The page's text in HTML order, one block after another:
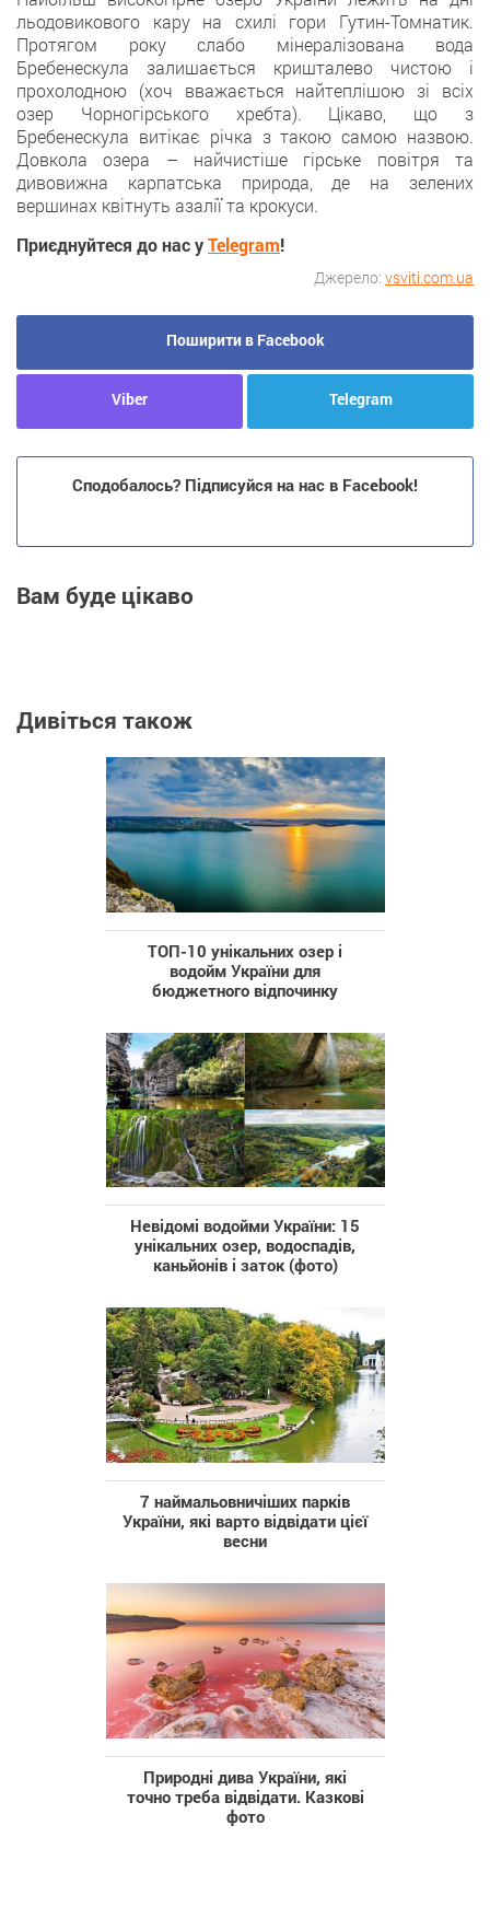
льодовикового кару на схилі гори Гутин-Томнатик.
Протягом року слабо мінералізована вода
Бребенескула залишається кришталево чистою і
прохолодною (хоч вважається найтеплішою зі всіх
озер Чорногірського хребта). Цікаво, що з
Бребенескула витікає річка з такою самою назвою.
Довкола озера – найчистіше гірське повітря та
дивовижна карпатська природа, де на зелених
вершинах квітнуть азалії та крокуси.
Приєднуйтеся до нас уTelegram!
Джерело: vsviti.com.ua
Поширити в Facebook
Viber Telegram
Сподобалось? Підписуйся на нас в Facebook!
Вам буде цікаво
Дивіться також
ТОП-10 унікальних озер і
водойм України для
бюджетного відпочинку
Невідомі водойми України: 15
унікальних озер, водоспадів,
каньйонів і заток (фото)
7 наймальовничіших парків
України, які варто відвідати цієї
весни
Природні дива України, які
точно треба відвідати. Казкові
фото